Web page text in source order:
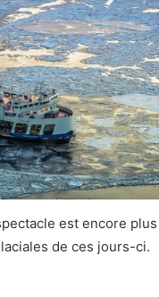
est encore plus
de ces jours-ci.